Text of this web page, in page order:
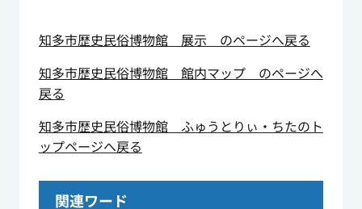
知多市歴史民俗博物館 展示 のページへ戻る
知多市歴史民俗博物館 館内マップ のページへ
戻る
知多市歴史民俗博物館 ふゅうとりぃ・ちたのト
ップページへ戻る
関連ワード